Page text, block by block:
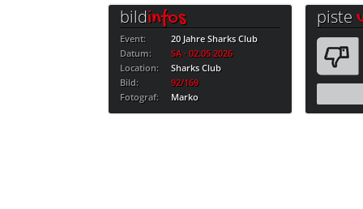
bildinfos
Event:
20 Jahre Sharks Club
Datum:
SA · 02.05.2026
Location:
Sharks Club
Bild:
92/169
Fotograf:
Marko
piste